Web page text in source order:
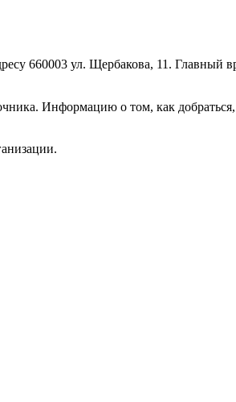
660003 ул. Щербакова, 11. Главный
Информацию о том, как